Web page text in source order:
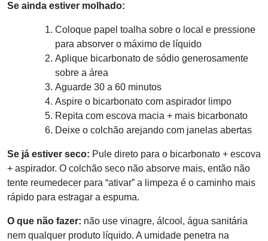
Se ainda estiver molhado:
Coloque papel toalha sobre o local e pressione
para absorver o máximo de líquido
Aplique bicarbonato de sódio generosamente
sobre a área
Aguarde 30 a 60 minutos
Aspire o bicarbonato com aspirador limpo
Repita com escova macia + mais bicarbonato
Deixe o colchão arejando com janelas abertas
Se já estiver seco: Pule direto para o bicarbonato + escova
+ aspirador. O colchão seco não absorve mais, então não
tente reumedecer para “ativar” a limpeza é o caminho mais
rápido para estragar a espuma.
O que não fazer: não use vinagre, álcool, água sanitária
nem qualquer produto líquido. A umidade penetra na